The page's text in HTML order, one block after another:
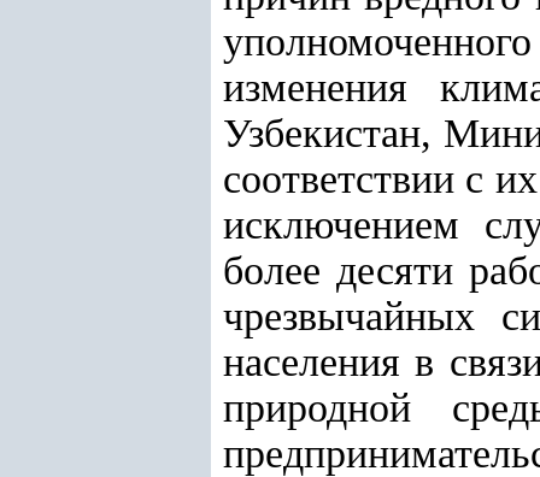
изменения
Узбекистан,
соответствии с
исключением
более десяти
чрезвычайных
населения в
природной